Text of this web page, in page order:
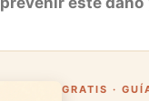
GRATIS ·